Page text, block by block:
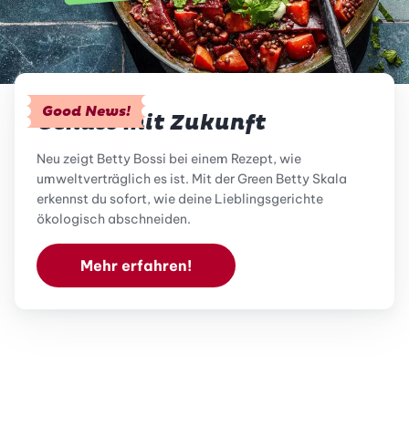
Good News!
Genuss mit Zukunft
Neu zeigt Betty Bossi bei einem Rezept, wie
umweltverträglich es ist. Mit der Green Betty Skala
erkennst du sofort, wie deine Lieblingsgerichte
ökologisch abschneiden.
Mehr erfahren!